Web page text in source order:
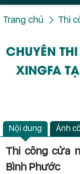
Trang chủ Thi
CHUYÊN
XINGFA
Nội dung Ảnh
Thi công cửa
Bình Phước